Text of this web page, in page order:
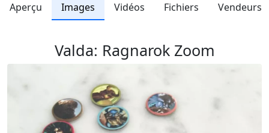
Aperçu Images Vidéos Fichiers Vendeurs
Valda: Ragnarok Zoom